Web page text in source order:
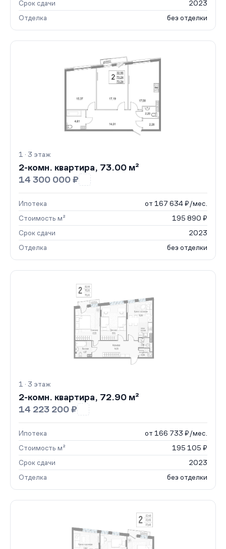
Срок сдачи
2023
Отделка
без отделки
1 · 3 этаж
2-комн. квартира, 73.00 м²
14 300 000 ₽
Ипотека
от 167 634 ₽/мес.
Стоимость м²
195 890 ₽
Срок сдачи
2023
Отделка
без отделки
1 · 3 этаж
2-комн. квартира, 72.90 м²
14 223 200 ₽
Ипотека
от 166 733 ₽/мес.
Стоимость м²
195 105 ₽
Срок сдачи
2023
Отделка
без отделки